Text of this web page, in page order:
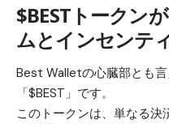
$BESTトークン
ムとインセンテ
Best Walletの心臓部とも
「$BEST 」です。
このトークンは、単なる